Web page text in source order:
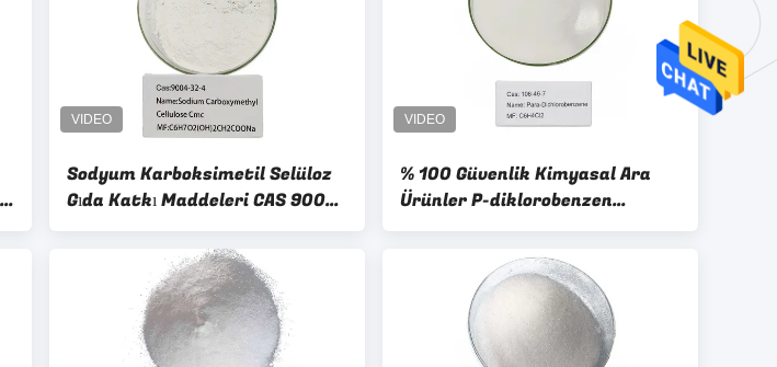
Sodyum Karboksimetil Selüloz
Gıda Katkı Maddeleri CAS 9004-
32-4 CMC %99,5 Saflık
% 100 Güvenlik Kimyasal Ara
Ürünler P-diklorobenzen
Paradiklorobenzen 106-46-7